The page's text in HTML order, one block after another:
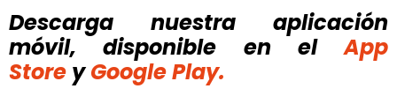
Descarga nuestra aplicación
móvil, disponible
en el
App
Store y Google Play.